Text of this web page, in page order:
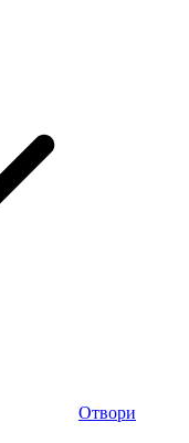
Отвори